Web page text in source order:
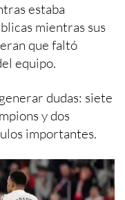
estaba
mientras sus
que faltó
equipo.
dudas: siete
y dos
importantes.